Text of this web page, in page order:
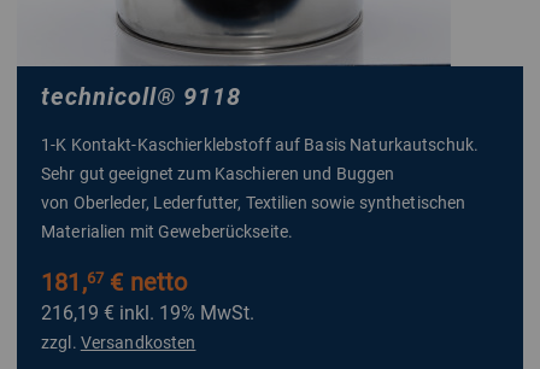
technicoll® 9118
1-K Kontakt-Kaschierklebstoff auf Basis Naturkautschuk.
Sehr gut geeignet zum Kaschieren und Buggen
von Oberleder, Lederfutter, Textilien sowie synthetischen
Materialien mit Geweberückseite.
181,67€ netto
216,19 € inkl. 19% MwSt.
zzgl. Versandkosten